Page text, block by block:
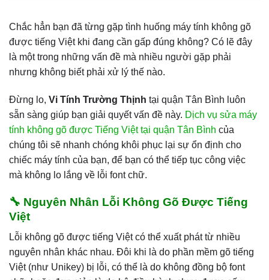
Chắc hẳn bạn đã từng gặp tình huống máy tính không gõ
được tiếng Việt khi đang cần gấp đúng không? Có lẽ đây
là một trong những vấn đề mà nhiều người gặp phải
nhưng không biết phải xử lý thế nào.
Đừng lo, Vi Tính Trường Thịnh tại quận Tân Bình luôn
sẵn sàng giúp bạn giải quyết vấn đề này. Dịch vụ sửa máy
tính không gõ được Tiếng Việt tại quận Tân Bình của
chúng tôi sẽ nhanh chóng khôi phục lại sự ổn định cho
chiếc máy tính của bạn, để bạn có thể tiếp tục công việc
mà không lo lắng về lỗi font chữ.
🔧 Nguyên Nhân Lỗi Không Gõ Được Tiếng
Việt
Lỗi không gõ được tiếng Việt có thể xuất phát từ nhiều
nguyên nhân khác nhau. Đôi khi là do phần mềm gõ tiếng
Việt (như Unikey) bị lỗi, có thể là do không đồng bộ font